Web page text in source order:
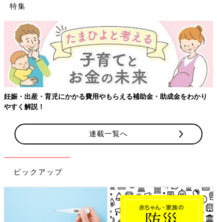
特集
【ワクチン接種できるものも】妊婦の感染症対策、知っておいて！
連載一覧へ
ピックアップ